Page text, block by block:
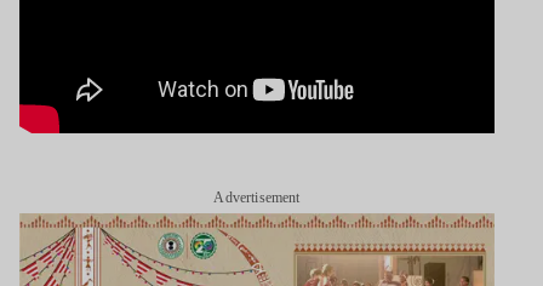
Advertisement